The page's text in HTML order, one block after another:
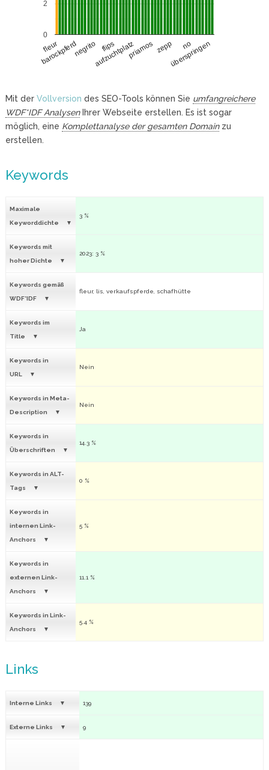
fleur
barockpferdnegrito flips
aufzuchtplatzpriamos zepp no
überspringen
0
2
Mit der Vollversion des SEO-Tools können Sie umfangreichere
WDF*IDF AnalysenIhrer Webseite erstellen. Es ist sogar
möglich, eine Komplettanalyse der gesamten Domainzu
erstellen.
Keywords
Maximale
Keyworddichte
3 %
Keywords mit
hoher Dichte
2023: 3 %
Keywords gemäß
WDF*IDF
fleur, lis, verkaufspferde, schafhütte
Keywords im
Title
Ja
Keywords in
URL
Nein
Keywords in Meta-
Description
Nein
Keywords in
Überschriften
14.3 %
Keywords in ALT-
Tags
0 %
Keywords in
internen Link-
Anchors
5 %
Keywords in
externen Link-
Anchors
11.1 %
Keywords in Link-
Anchors
5.4 %
Links
Interne Links 139
Externe Links 9